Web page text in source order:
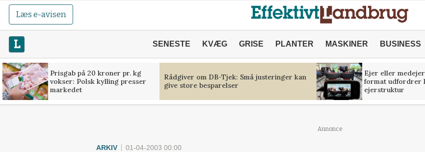
Læs e-avisen
SENESTE KVÆG GRISE PLANTER MASKINER BUSINESS
Prisgab på 20 kroner pr. kg
vokser: Polsk kylling presser
markedet
Rådgiver om DB-Tjek: Små justeringer kan
give store besparelser
Ejer eller
format udfordrer
ejerstruktur
Annonce
ARKIV 01-04-2003 00:00